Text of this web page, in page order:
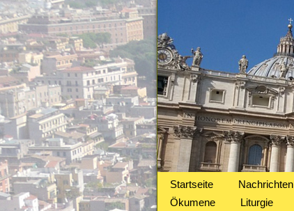
Startseite Nachrichten
Ökumene
Liturgie